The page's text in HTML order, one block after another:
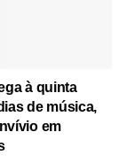
à quinta
de música,
em